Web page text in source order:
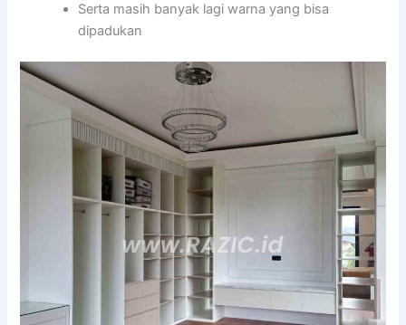
Serta masih banyak lagi warna yang bisa
dipadukan